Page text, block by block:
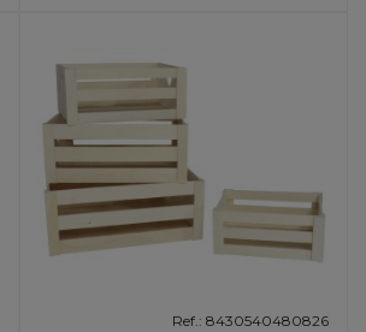
Ref.: 8430540480826